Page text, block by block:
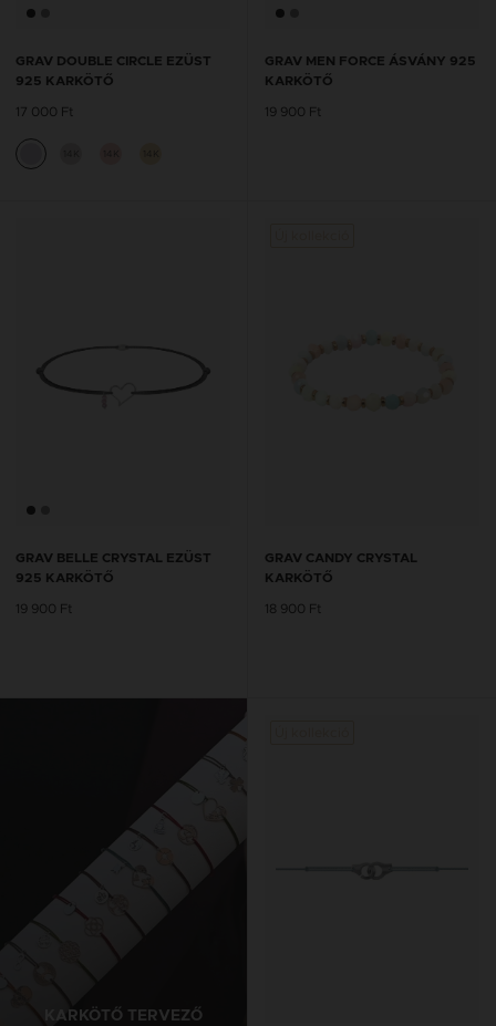
GRAV DOUBLE CIRCLE EZÜST
925 KARKÖTŐ
17 000 Ft
GRAV MEN FORCE ÁSVÁNY 925
KARKÖTŐ
19 900 Ft
GRAV BELLE CRYSTAL EZÜST
925 KARKÖTŐ
19 900 Ft
GRAV CANDY CRYSTAL
KARKÖTŐ
18 900 Ft
KARKÖTŐ TERVEZŐ